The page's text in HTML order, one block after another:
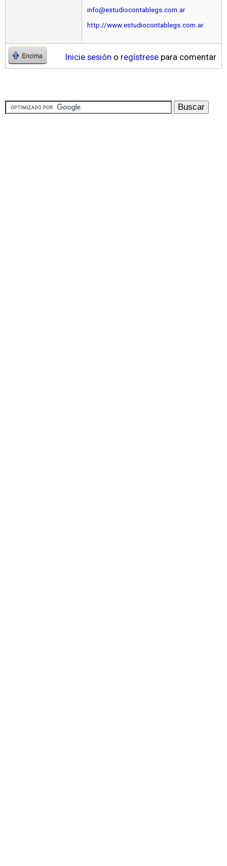
info@estudiocontablegs.com.ar
http://www.estudiocontablegs.com.ar
Encima Inicie sesión o regístrese para comentar